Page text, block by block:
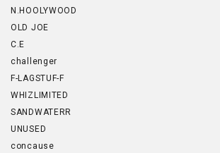
N.HOOLYWOOD
OLD JOE
C.E
challenger
F-LAGSTUF-F
WHIZLIMITED
SANDWATERR
UNUSED
concause